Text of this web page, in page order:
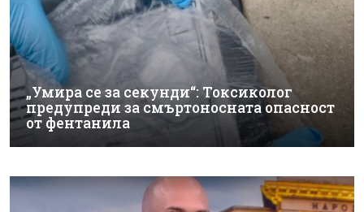
„Умира се за секунди“: Токсиколог
предупреди за смъртоносната опасност
от фентанила